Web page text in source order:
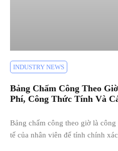
INDUSTRY NEWS
Bảng Chấm Công Theo
Phí, Công Thức Tính Và
Bảng chấm công theo giờ là
tế của nhân viên để tính chính